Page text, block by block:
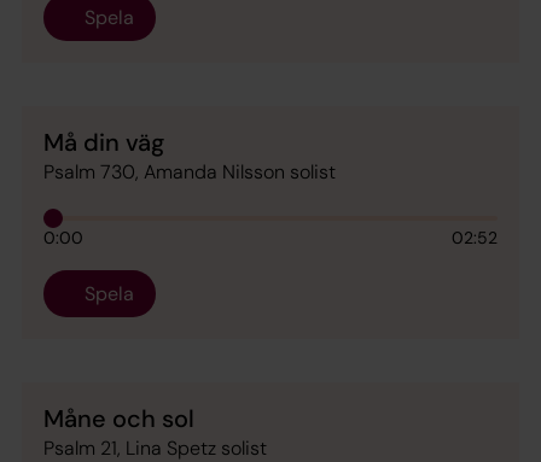
Spela
Må din väg
Psalm 730, Amanda Nilsson solist
0:00 02:52
Spela
Måne och sol
Psalm 21, Lina Spetz solist